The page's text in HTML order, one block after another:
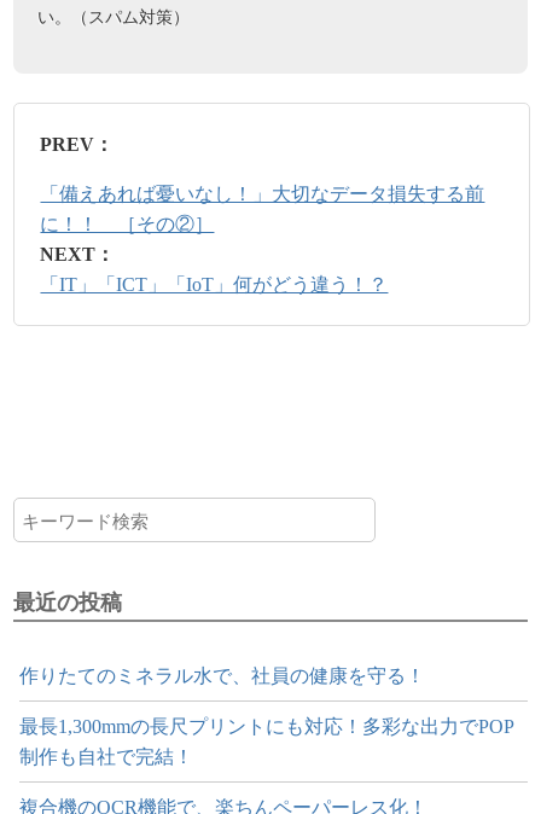
い。（スパム対策）
PREV：
「備えあれば憂いなし！」大切なデータ損失する前
に！！ ［その②］
NEXT：
「IT」「ICT」「IoT」何がどう違う！？
最近の投稿
作りたてのミネラル水で、社員の健康を守る！
最長1,300mmの長尺プリントにも対応！多彩な出力でPOP
制作も自社で完結！
複合機のOCR機能で、楽ちんペーパーレス化！